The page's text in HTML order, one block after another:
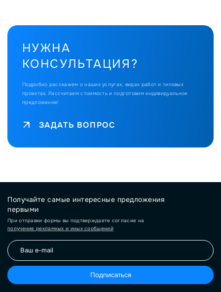
НУЖНА
КОНСУЛЬТАЦИЯ?
Подробно расскажем о наших услугах, видах работ и типовых
проектах. Рассчитаем стоимость и подготовим индивидуальное
предложение!
ЗАДАТЬ ВОПРОС
Получайте самые интересные предложения
первыми
При отправки формы вы подтверждаете согласие на
получение рекламных и иных сообщений
Подписаться